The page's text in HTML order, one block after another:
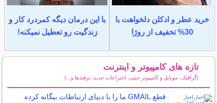
خرید عطر و ادکلن دلخواهت با
30% تخفیف از روژا
با این درمان دیگه کمردرد کار و
زندگیت رو تعطیل نمیکنه!
تازه های کامپیوتر و اینترنت
(گرافیک، موبایل و کامپیوتر جیبی، اختراعات جدید، ترفندها و...)
قطع GMAIL ما را با دنیای ارتباطات بیگانه کرده